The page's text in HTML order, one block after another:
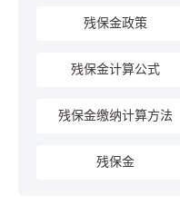
残保金政策
残保金计算公式
残保金缴纳计算方法
残保金